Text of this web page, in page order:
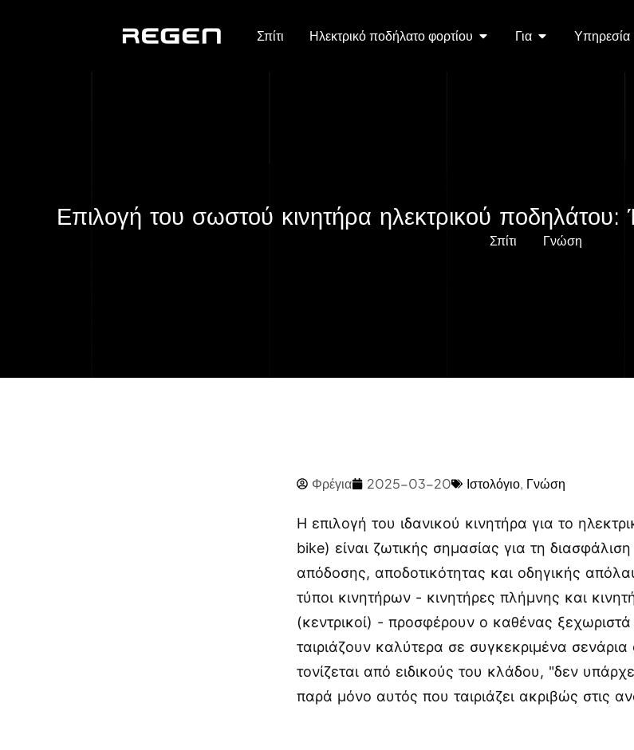
Σπίτι Ηλεκτρικό ποδήλατο φορτίου Για Υπηρεσία
Επιλογή του σωστού κινητήρα ηλεκτρικού
Σπίτι Γνώση
Φρέγια 2025-03-20 Ιστολόγιο, Γνώση
Η επιλογή του ιδανικού κινητήρα για το
bike) είναι ζωτικής σημασίας για τη διασφάλιση
απόδοσης, αποδοτικότητας και οδηγικής
τύποι κινητήρων - κινητήρες πλήμνης και
(κεντρικοί) - προσφέρουν ο καθένας
ταιριάζουν καλύτερα σε συγκεκριμένα
τονίζεται από ειδικούς του κλάδου, "δεν
παρά μόνο αυτός που ταιριάζει ακριβώς στις